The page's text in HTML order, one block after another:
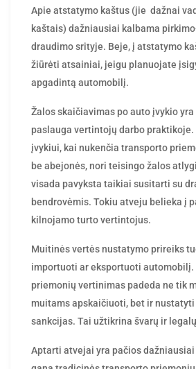
Apie atstatymo kaštus (jie dažnai
kaštais) dažniausiai kalbama
draudimo srityje. Beje, į atstatymo
žiūrėti atsainiai, jeigu planuojate
apgadintą automobilį.
Žalos skaičiavimas po auto įvykio
paslauga vertintojų darbo praktikoje.
įvykiui, kai nukenčia transporto
be abejonės, nori teisingo žalos
visada pavyksta taikiai susitarti su
bendrovėmis. Tokiu atveju belieka į
kilnojamo turto vertintojus.
Muitinės vertės nustatymo prireiks
importuoti ar eksportuoti automobilį.
priemonių vertinimas padeda ne tik
muitams apskaičiuoti, bet ir nustatyti
sankcijas. Tai užtikrina švarų ir
Aptarti atvejai yra pačios